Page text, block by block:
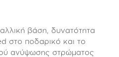
βάση, δυνατότητα
στο ποδαρικό και το
ανύψωσης στρώματος